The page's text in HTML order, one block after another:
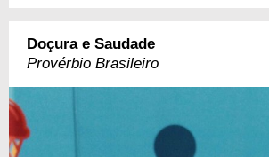
Doçura e Saudade
Provérbio Brasileiro